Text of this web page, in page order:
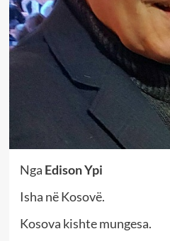
Nga Edison Ypi
Isha në Kosovë.
Kosova kishte mungesa.